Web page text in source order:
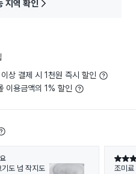
지역 확인
상 결제 시 1천원 즉시 할인
이용금액의 1% 할인
도 넘 작지도
별점 5
조미료